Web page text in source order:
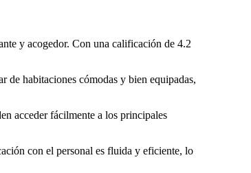
y acogedor. Con una calificación de 4.2
de habitaciones cómodas y bien equipadas,
acceder fácilmente a los principales
con el personal es fluida y eficiente, lo